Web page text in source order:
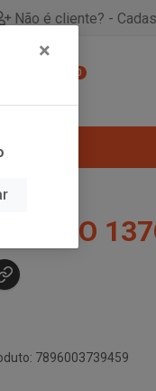
Não é cliente? -
0
QUEIJO
7896003739459
×